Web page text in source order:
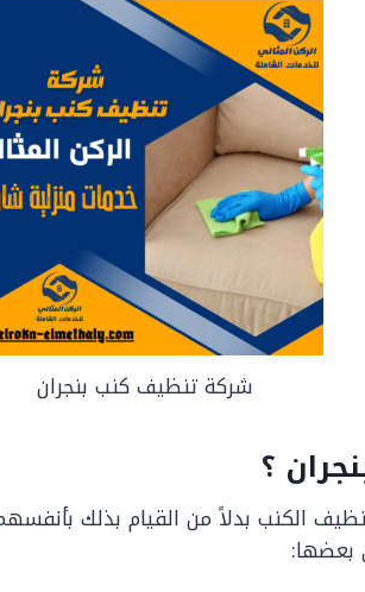
شركة تنظيف كنب بنجران
؟
الكنب بدلاً من القيام بذلك
بعضها: